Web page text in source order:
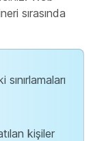
sırasında
kişiler